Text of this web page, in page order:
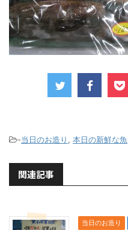
-当日のお造り , 本日の新鮮な魚
関連記事
当日のお造り